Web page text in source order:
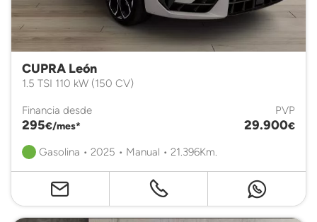
CUPRA León
1.5 TSI 110 kW (150 CV)
Financia desde
295€/mes*
PVP
29.900€
Gasolina • 2025 • Manual • 21.396Km.